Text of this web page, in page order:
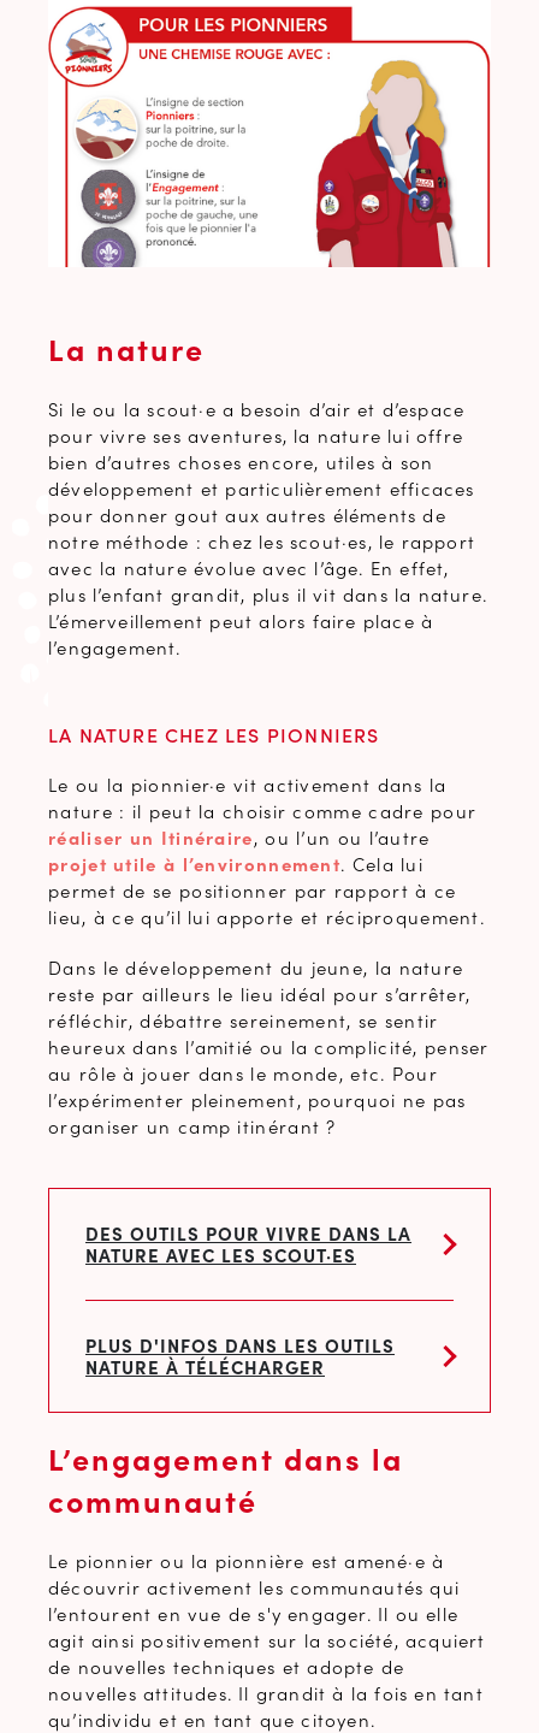
La nature
Si le ou la scout·e a besoin d’air et d’espace
pour vivre ses aventures, la nature lui offre
bien d’autres choses encore, utiles à son
développement et particulièrement efficaces
pour donner gout aux autres éléments de
notre méthode : chez les scout·es, le rapport
avec la nature évolue avec l’âge. En effet,
plus l’enfant grandit, plus il vit dans la nature.
L’émerveillement peut alors faire place à
l’engagement.
LA NATURE CHEZ LES PIONNIERS
Le ou la pionnier·e vit activement dans la
nature : il peut la choisir comme cadre pour
réaliser un Itinéraire, ou l’un ou l’autre
projet utile à l’environnement. Cela lui
permet de se positionner par rapport à ce
lieu, à ce qu’il lui apporte et réciproquement.
Dans le développement du jeune, la nature
reste par ailleurs le lieu idéal pour s’arrêter,
réfléchir, débattre sereinement, se sentir
heureux dans l’amitié ou la complicité, penser
au rôle à jouer dans le monde, etc. Pour
l’expérimenter pleinement, pourquoi ne pas
organiser un camp itinérant ?
DES OUTILS POUR VIVRE DANS LA
NATURE AVEC LES SCOUT·ES
PLUS D'INFOS DANS LES OUTILS
NATURE À TÉLÉCHARGER
L’engagement dans la
communauté
Le pionnier ou la pionnière est amené·e à
découvrir activement les communautés qui
l’entourent en vue de s'y engager. Il ou elle
agit ainsi positivement sur la société, acquiert
de nouvelles techniques et adopte de
nouvelles attitudes. Il grandit à la fois en tant
qu’individu et en tant que citoyen.